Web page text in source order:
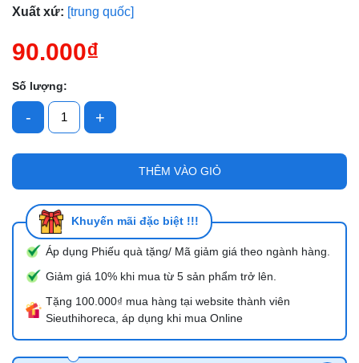
Xuất xứ: [trung quốc]
90.000₫
Số lượng:
- +
THÊM VÀO GIỎ
Khuyến mãi đặc biệt !!!
Áp dụng Phiếu quà tặng/ Mã giảm giá theo ngành hàng.
Giảm giá 10% khi mua từ 5 sản phẩm trở lên.
Tặng 100.000₫ mua hàng tại website thành viên
Sieuthihoreca, áp dụng khi mua Online
Ngày hết hạn: